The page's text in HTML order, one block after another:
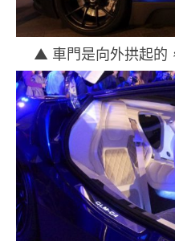
▲ 車門是向外拱起的